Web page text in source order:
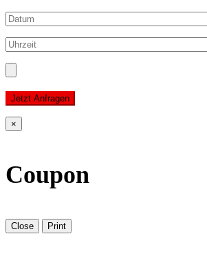
Jetzt Anfragen
×
Coupon
Close Print